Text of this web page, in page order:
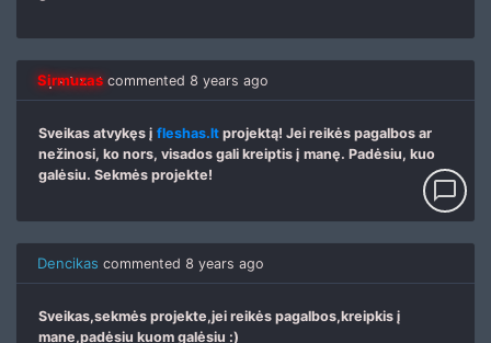
Sirmuzas commented 8 years ago
Sveikas atvykęs į fleshas.lt projektą! Jei reikės pagalbos ar
nežinosi, ko nors, visados gali kreiptis į manę. Padėsiu, kuo
galėsiu. Sekmės projekte!
Dencikas commented 8 years ago
Sveikas,sekmės projekte,jei reikės pagalbos,kreipkis į
mane,padėsiu kuom galėsiu :)
chat_bubble_outline